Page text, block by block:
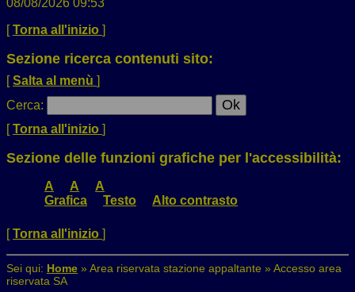
08/08/2026 09:53
[Torna all'inizio ]
Sezione ricerca contenuti sito:
[Salta al menù ]
Cerca:
[Torna all'inizio ]
Sezione delle funzioni grafiche per l'accessibilità:
A A
A
Grafica
Testo Alto contrasto
[Torna all'inizio ]
Sei qui: Home » Area riservata stazione appaltante » Accesso area
riservata SA